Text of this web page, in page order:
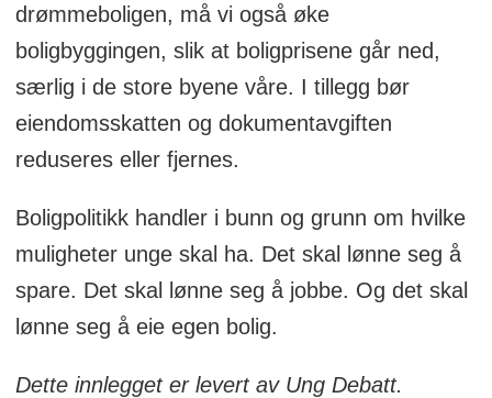
drømmeboligen, må vi også øke
boligbyggingen, slik at boligprisene går ned,
særlig i de store byene våre. I tillegg bør
eiendomsskatten og dokumentavgiften
reduseres eller fjernes.
Boligpolitikk handler i bunn og grunn om hvilke
muligheter unge skal ha. Det skal lønne seg å
spare. Det skal lønne seg å jobbe. Og det skal
lønne seg å eie egen bolig.
Dette innlegget er levert av Ung Debatt.